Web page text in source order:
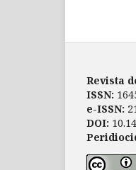
Revista
ISSN:
e-ISSN:
DOI: